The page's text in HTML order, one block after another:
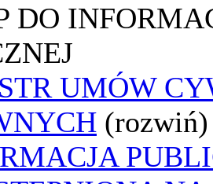
DO
UMÓW
(rozwiń)